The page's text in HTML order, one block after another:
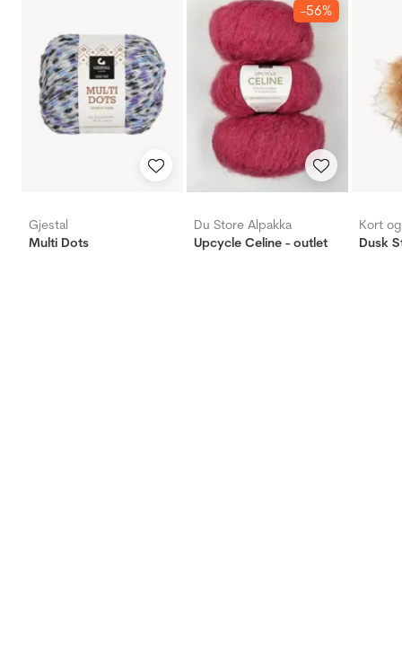
Gjestal
Multi Dots
-56%
Du Store Alpakka
Upcycle Celine - outlet
Kort
Dusk